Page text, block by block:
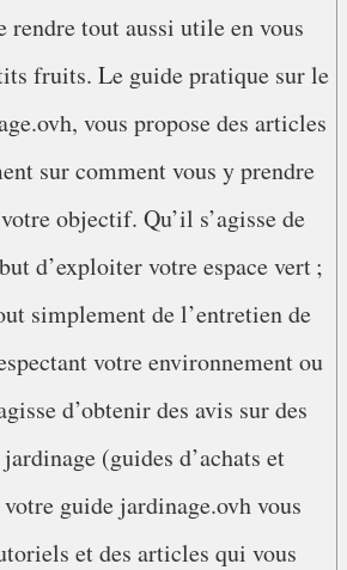
rendre tout aussi utile en vous
fruits. Le guide pratique sur le
vous propose des articles
sur comment vous y prendre
objectif. Qu’il s’agisse de
d’exploiter votre espace vert ;
simplement de l’entretien de
votre environnement ou
d’obtenir des avis sur des
(guides d’achats et
guide jardinage.ovh vous
et des articles qui vous